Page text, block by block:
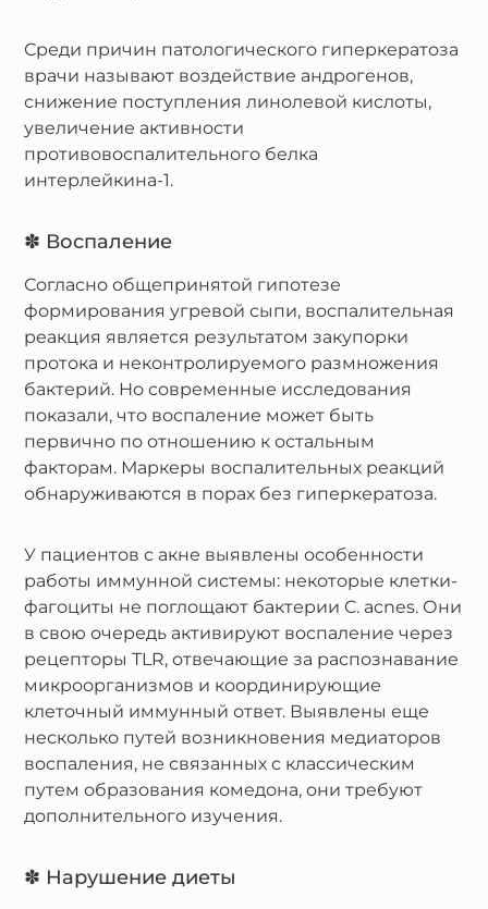
Среди причин патологического гиперкератоза
врачи называют воздействие андрогенов,
снижение поступления линолевой кислоты,
увеличение активности
противовоспалительного белка
интерлейкина-1.
✽ Воспаление
Согласно общепринятой гипотезе
формирования угревой сыпи, воспалительная
реакция является результатом закупорки
протока и неконтролируемого размножения
бактерий. Но современные исследования
показали, что воспаление может быть
первично по отношению к остальным
факторам. Маркеры воспалительных реакций
обнаруживаются в порах без гиперкератоза.
У пациентов с акне выявлены особенности
работы иммунной системы: некоторые клетки-
фагоциты не поглощают бактерии C. acnes. Они
в свою очередь активируют воспаление через
рецепторы TLR, отвечающие за распознавание
микроорганизмов и координирующие
клеточный иммунный ответ. Выявлены еще
несколько путей возникновения медиаторов
воспаления, не связанных с классическим
путем образования комедона, они требуют
дополнительного изучения.
✽ Нарушение диеты